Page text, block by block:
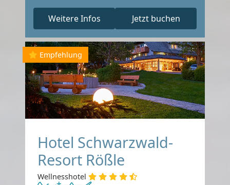
Weitere Infos Jetzt buchen
Empfehlung
Hotel Schwarzwald-
Resort Rößle
Wellnesshotel